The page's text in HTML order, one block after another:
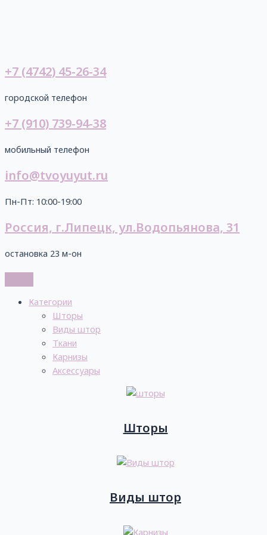
+7 (4742) 45-26-34
городской телефон
+7 (910) 739-94-38
мобильный телефон
info@tvoyuyut.ru
Пн-Пт: 10:00-19:00
Россия, г.Липецк, ул.Водопьянова, 31
остановка 23 м-он
Категории
Шторы
Виды штор
Ткани
Карнизы
Аксессуары
Шторы
Виды штор